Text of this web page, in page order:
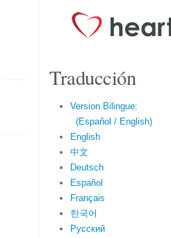
Traducción
Version Bilingue:
(Español / English)
English
中文
Deutsch
Español
Français
한국어
Русский